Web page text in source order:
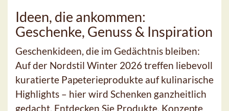
Ideen, die ankommen:
Geschenke, Genuss & Inspiration
Geschenkideen, die im Gedächtnis bleiben:
Auf der Nordstil Winter 2026 treffen liebevoll
kuratierte Papeterieprodukte auf kulinarische
Highlights – hier wird Schenken ganzheitlich
gedacht. Entdecken Sie Produkte, Konzepte